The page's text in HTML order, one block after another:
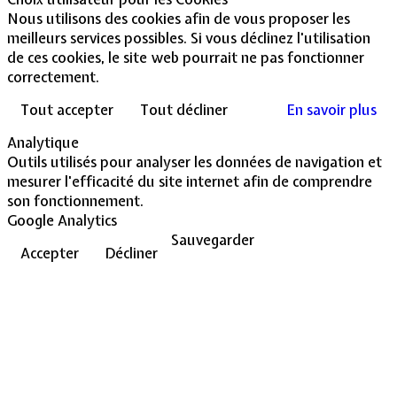
Nous utilisons des cookies afin de vous proposer les
meilleurs services possibles. Si vous déclinez l'utilisation
de ces cookies, le site web pourrait ne pas fonctionner
correctement.
Tout accepter
Tout décliner
En savoir plus
Analytique
Outils utilisés pour analyser les données de navigation et
mesurer l'efficacité du site internet afin de comprendre
son fonctionnement.
Google Analytics
Accepter
Décliner
Sauvegarder